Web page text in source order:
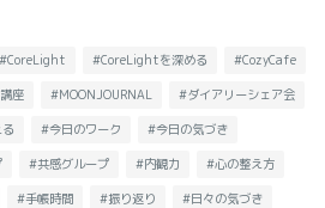
#CoreLight #CoreLightを深める #CozyCafe
座 #MOONJOURNAL #ダイアリーシェア会
#今日のワーク #今日の気づき
#共感グループ #内観力 #心の整え方
#手帳時間 #振り返り #日々の気づき